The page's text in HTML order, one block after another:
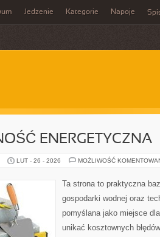
Jedzenie Kategorie Napoje
ENERGETYCZNA
LUT - 26 - 2026 MOŻLIWOŚĆ
Ta strona to praktyczna
gospodarki wodnej oraz
pomyślana jako miejsce
unikać kosztownych